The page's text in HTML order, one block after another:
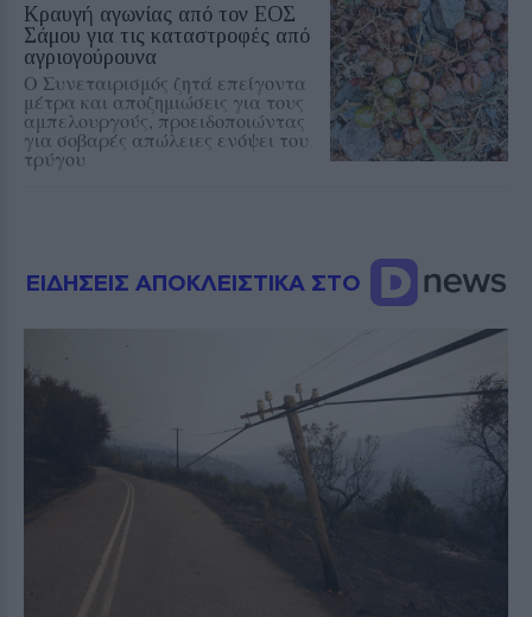
Κραυγή αγωνίας από τον ΕΟΣ
Σάμου για τις καταστροφές από
αγριογούρουνα
Ο Συνεταιρισμός ζητά επείγοντα
μέτρα και αποζημιώσεις για τους
αμπελουργούς, προειδοποιώντας
για σοβαρές απώλειες ενόψει του
τρύγου
ΕΙΔΗΣΕΙΣ ΑΠΟΚΛΕΙΣΤΙΚΑ ΣΤΟ